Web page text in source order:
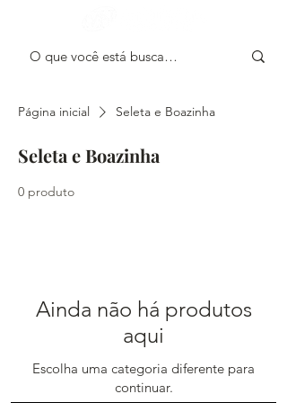
Página inicial Seleta e Boazinha
Seleta e Boazinha
0 produto
Ainda não há produtos
aqui
Escolha uma categoria diferente para
continuar.